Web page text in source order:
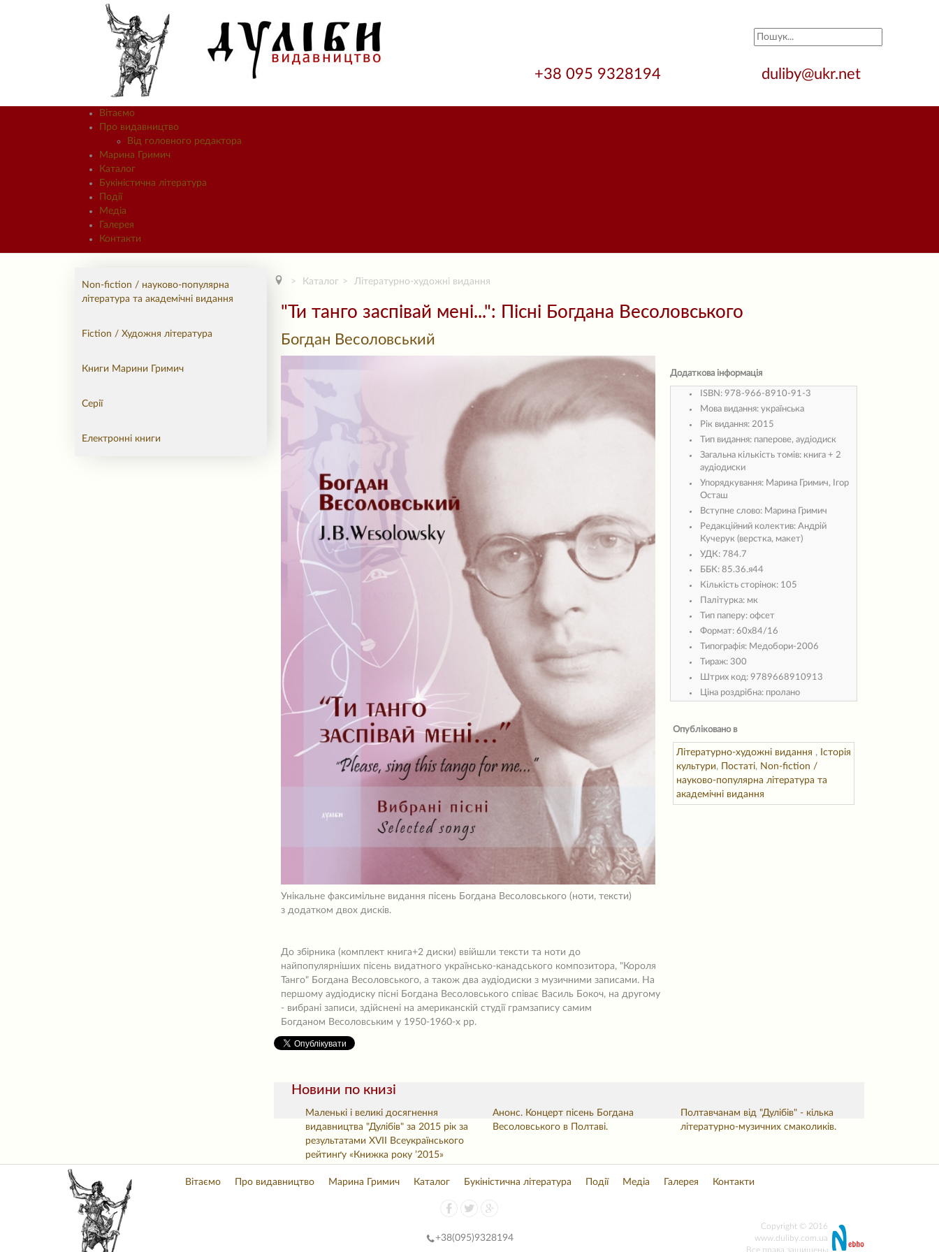
+38 095 9328194 duliby@ukr.net
Вітаємо
Про видавництво
Від головного редактора
Марина Гримич
Каталог
Букіністична література
Події
Медіа
Галерея
Контакти
Non-fiction / науково-популярна
література та академічні видання
Fiction / Художня література
Книги Марини Гримич
Серії
Електронні книги
Каталог Літературно-художні видання
"Ти танго заспівай мені...": Пісні Богдана Весоловського
Богдан Весоловський
Унікальне факсимільне видання пісень Богдана Весоловського (ноти, тексти)
з додатком двох дисків.
До збірника (комплект книга+2 диски) ввійшли тексти та ноти до
найпопулярніших пісень видатного українсько-канадського композитора, "Короля
Танго" Богдана Весоловського, а також два аудіодиски з музичними записами. На
першому аудіодиску пісні Богдана Весоловського співає Василь Бокоч, на другому
- вибрані записи, здійснені на американскій студії грамзапису самим
Богданом Весоловським у 1950-1960-х рр.
Додаткова інформація
ISBN: 978-966-8910-91-3
Мова видання: українська
Рік видання: 2015
Тип видання: паперове, аудіодиск
Загальна кількість томів: книга + 2
аудіодиски
Упорядкування: Марина Гримич, Ігор
Осташ
Вступне слово: Марина Гримич
Редакційний колектив: Андрій
Кучерук (верстка, макет)
УДК: 784.7
ББК: 85.36.я44
Кількість сторінок: 105
Палітурка: мк
Тип паперу: офсет
Формат: 60х84/16
Типографія: Медобори-2006
Тираж: 300
Штрих код: 9789668910913
Ціна роздрібна: пролано
Опубліковано в
Літературно-художні видання , Історія
культури, Постаті, Non-fiction /
науково-популярна література та
академічні видання
Новини по книзі
Маленькі і великі досягнення
видавництва "Дулібів" за 2015 рік за
результатами XVІІ Всеукраїнського
рейтинґу «Книжка року ’2015»
Анонс. Концерт пісень Богдана
Весоловського в Полтаві.
Полтавчанам від "Дулібів" - кілька
літературно-музичних смаколиків.
Вітаємо Про видавництво Марина Гримич Каталог Букіністична література Події Медіа Галерея Контакти
+38(095)9328194
Copyright © 2016
www.duliby.com.ua
Все права защищены